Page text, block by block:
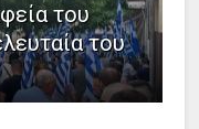
του
του